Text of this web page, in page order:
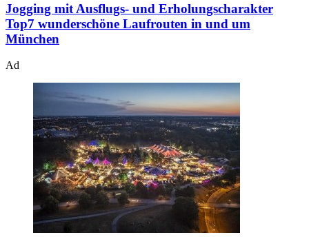
Jogging mit Ausflugs- und Erholungscharakter
Top7 wunderschöne Laufrouten in und um
München
Ad